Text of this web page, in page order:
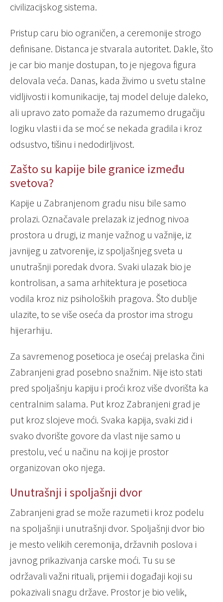
civilizacijskog sistema.
Pristup caru bio ograničen, a ceremonije strogo
definisane. Distanca je stvarala autoritet. Dakle, što
je car bio manje dostupan, to je njegova figura
delovala veća. Danas, kada živimo u svetu stalne
vidljivosti i komunikacije, taj model deluje daleko,
ali upravo zato pomaže da razumemo drugačiju
logiku vlasti i da se moć se nekada gradila i kroz
odsustvo, tišinu i nedodirljivost.
Zašto su kapije bile granice između
svetova?
Kapije u Zabranjenom gradu nisu bile samo
prolazi. Označavale prelazak iz jednog nivoa
prostora u drugi, iz manje važnog u važnije, iz
javnijeg u zatvorenije, iz spoljašnjeg sveta u
unutrašnji poredak dvora. Svaki ulazak bio je
kontrolisan, a sama arhitektura je posetioca
vodila kroz niz psiholoških pragova. Što dublje
ulazite, to se više oseća da prostor ima strogu
hijerarhiju.
Za savremenog posetioca je osećaj prelaska čini
Zabranjeni grad posebno snažnim. Nije isto stati
pred spoljašnju kapiju i proći kroz više dvorišta ka
centralnim salama. Put kroz Zabranjeni grad je
put kroz slojeve moći. Svaka kapija, svaki zid i
svako dvorište govore da vlast nije samo u
prestolu, već u načinu na koji je prostor
organizovan oko njega.
Unutrašnji i spoljašnji dvor
Zabranjeni grad se može razumeti i kroz podelu
na spoljašnji i unutrašnji dvor. Spoljašnji dvor bio
je mesto velikih ceremonija, državnih poslova i
javnog prikazivanja carske moći. Tu su se
održavali važni rituali, prijemi i događaji koji su
pokazivali snagu države. Prostor je bio velik,